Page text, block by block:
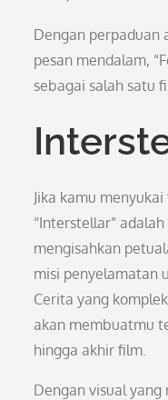
Dengan perpaduan
pesan mendalam,
sebagai salah satu
Jika kamu
“Interstellar”
mengisahkan
misi penyelamatan
Cerita yang
akan membuatmu
hingga akhir film.
Dengan visual